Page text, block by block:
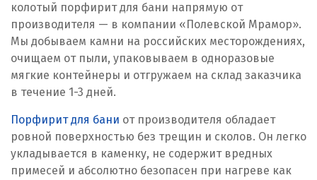
колотый порфирит для бани напрямую от
производителя — в компании «Полевской Мрамор».
Мы добываем камни на российских месторождениях,
очищаем от пыли, упаковываем в одноразовые
мягкие контейнеры и отгружаем на склад заказчика
в течение 1-3 дней.
Порфирит для бани от производителя обладает
ровной поверхностью без трещин и сколов. Он легко
укладывается в каменку, не содержит вредных
примесей и абсолютно безопасен при нагреве как